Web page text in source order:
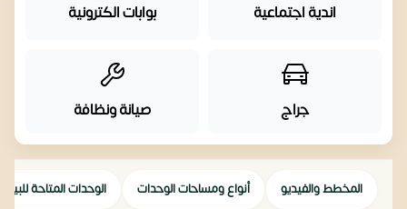
اندية اجتماعية بوابات الكترونية
جراج صيانة ونظافة
المخطط والفيديو أنواع ومساحات الوحدات الوحدات المتاحة للبيع